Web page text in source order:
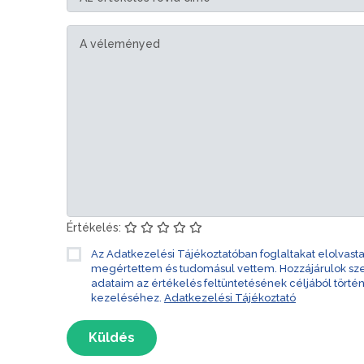
Értékelés:
Az Adatkezelési Tájékoztatóban foglaltakat
megértettem és tudomásul vettem. Hozzájárulok
adataim az értékelés feltüntetésének céljából
kezeléséhez. Adatkezelési Tájékoztató
Küldés